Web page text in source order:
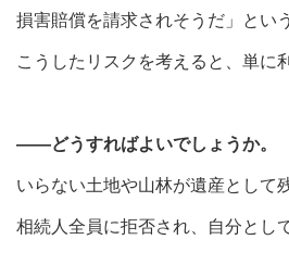
損害賠償を請求されそうだ」とい
こうしたリスクを考えると、単に
――どうすればよいでしょうか。
いらない土地や山林が遺産として
相続人全員に拒否され、自分とし